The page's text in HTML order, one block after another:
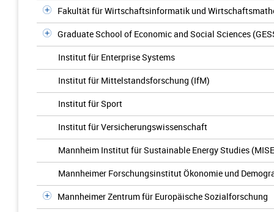
Fakultät für Wirtschaftsinformatik und
Graduate School of Economic and Social Sciences
Institut für Enterprise Systems
Institut für Mittelstandsforschung (IfM)
Institut für Sport
Institut für Versicherungswissenschaft
Mannheim Institut für Sustainable Energy Studies
Mannheimer Forschungsinstitut Ökonomie und
Mannheimer Zentrum für Europäische Sozialforschung